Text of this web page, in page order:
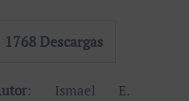
1768 Descargas
Autor: Ismael E.